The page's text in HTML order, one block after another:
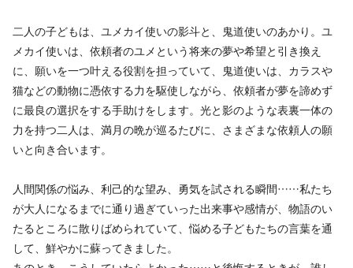
二人の子どもは、ユメカイ使いの影斗と、鬼道使いのあかり。ユ
メカイ使いは、依頼者のユメという将来の夢や希望と引き換え
に、願いを一つ叶える役割を担っていて、鬼道使いは、カラスや
猫などの動物に憑依する力を駆使しながら、依頼者が夢を諦めず
に最良の選択をする手助けをします。光と影のような表裏一体の
力を持つ二人は、満月の晩が巡るたびに、さまざまな依頼人の願
いと向き合います。
人間関係の悩み、利己的な望み、勇気を試される瞬間……私たち
が大人になるまでに通り過ぎていった出来事や感情が、物語のい
たるところに散りばめられていて、悩める子どもたちの言葉を通
して、鮮やかに蘇ってきました。